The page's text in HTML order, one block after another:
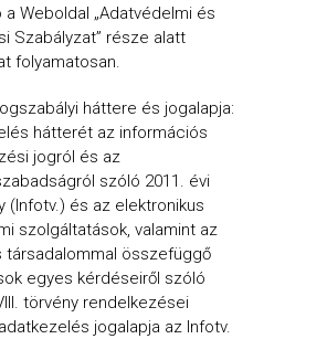
a Weboldal „Adatvédelmi és
Szabályzat” része alatt
folyamatosan.
háttere és jogalapja:
hátterét az információs
jogról és az
szóló 2011. évi
(Infotv.) és az elektronikus
szolgáltatások, valamint az
társadalommal összefüggő
egyes kérdéseiről szóló
törvény rendelkezései
jogalapja az Infotv.